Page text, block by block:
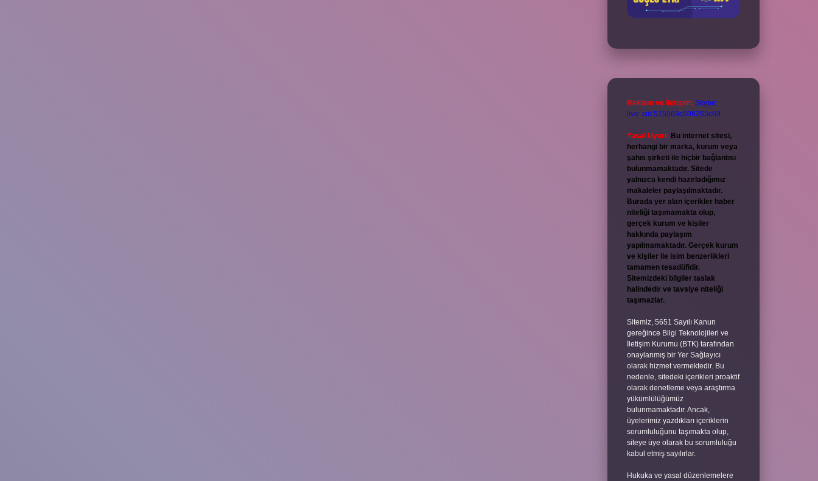
Reklam ve İletişim: Skype:
live:.cid.575569c608265c69
Yasal Uyarı: Bu internet sitesi,
herhangi bir marka, kurum veya
şahıs şirketi ile hiçbir bağlantısı
bulunmamaktadır. Sitede
yalnızca kendi hazırladığımız
makaleler paylaşılmaktadır.
Burada yer alan içerikler haber
niteliği taşımamakta olup,
gerçek kurum ve kişiler
hakkında paylaşım
yapılmamaktadır. Gerçek kurum
ve kişiler ile isim benzerlikleri
tamamen tesadüfidir.
Sitemizdeki bilgiler taslak
halindedir ve tavsiye niteliği
taşımazlar.
Sitemiz, 5651 Sayılı Kanun
gereğince Bilgi Teknolojileri ve
İletişim Kurumu (BTK) tarafından
onaylanmış bir Yer Sağlayıcı
olarak hizmet vermektedir. Bu
nedenle, sitedeki içerikleri proaktif
olarak denetleme veya araştırma
yükümlülüğümüz
bulunmamaktadır. Ancak,
üyelerimiz yazdıkları içeriklerin
sorumluluğunu taşımakta olup,
siteye üye olarak bu sorumluluğu
kabul etmiş sayılırlar.
Hukuka ve yasal düzenlemelere